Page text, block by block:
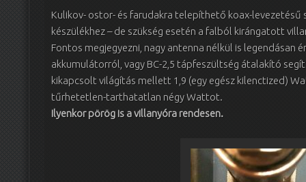
Kulikov- ostor- és farudakra telepíthető koax-
készülékhez – de szükség esetén a falból kirángatott
Fontos megjegyezni, nagy antenna nélkül is legendásan
akkumulátorról, vagy BC-2,5 tápfeszültség átalakító
kikapcsolt világítás mellett 1,9 (egy egész kilenctized)
tűrhetetlen-tarthatatlan négy Wattot.
Ilyenkor pörög is a villanyóra rendesen.